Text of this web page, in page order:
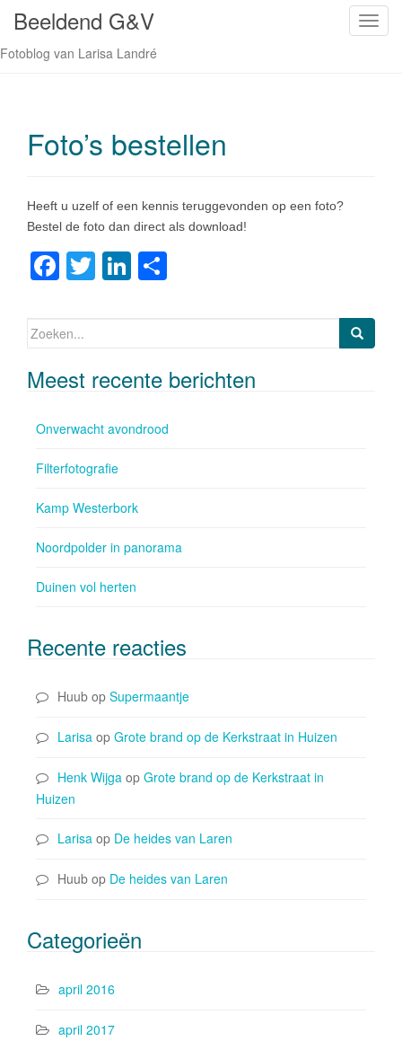
S
Beeldend G&V
Fotoblog van Larisa Landré
Foto’s bestellen
Heeft u uzelf of een kennis teruggevonden op een foto?
Bestel de foto dan direct als download!
F
c
b
o
k
T
Li
dI
Zoeken naar:
Meest recente berichten
Onverwacht avondrood
Filterfotografie
Kamp Westerbork
Noordpolder in panorama
Duinen vol herten
Recente reacties
Huub op Supermaantje
Larisa op Grote brand op de Kerkstraat in Huizen
Henk Wijga op Grote brand op de Kerkstraat in
Huizen
Larisa op De heides van Laren
Huub op De heides van Laren
Categorieën
april 2016
april 2017